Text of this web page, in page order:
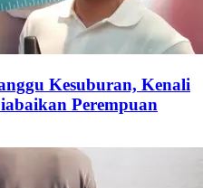
Kesuburan, Kenali
Perempuan